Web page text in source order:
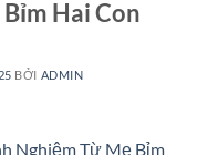
Hai Con
BỞI ADMIN
Nghiệm Từ Mẹ Bỉm